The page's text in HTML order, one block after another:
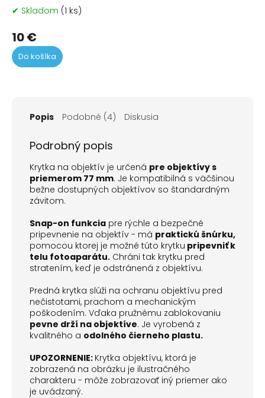
✔ Skladom (1 ks)
10 €
Do košíka
Popis Podobné (4) Diskusia
Podrobný popis
Krytka na objektív je určená pre objektívy s
priemerom 77 mm. Je kompatibilná s väčšinou
bežne dostupných objektívov so štandardným
závitom.
Snap-on funkcia pre rýchle a bezpečné
pripevnenie na objektív - má praktickú šnúrku,
pomocou ktorej je možné túto krytku pripevniť k
telu fotoaparátu. Chráni tak krytku pred
stratením, keď je odstránená z objektívu.
Predná krytka slúži na ochranu objektívu pred
nečistotami, prachom a mechanickým
poškodením. Vďaka pružnému zablokovaniu
pevne drží na objektíve. Je vyrobená z
kvalitného a odolného čierneho plastu.
UPOZORNENIE: Krytka objektívu, ktorá je
zobrazená na obrázku je ilustračného
charakteru - môže zobrazovať iný priemer ako
je uvádzaný.